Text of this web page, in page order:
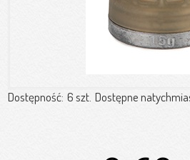
Dostępność: 6 szt. Dostępne